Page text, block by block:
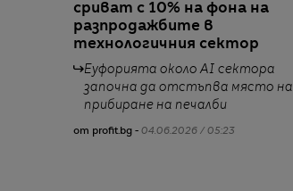
сриват с 10% на фона на
разпродажбите в
технологичния сектор
Еуфорията около AI сектора
започна да отстъпва място на
прибиране на печалби
от profit.bg - 04.06.2026 / 05:23